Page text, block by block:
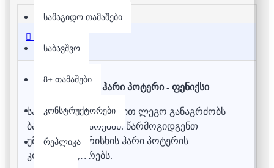
სამაგიდო თამაშები
საბავშვო
8+ თამაშები
კონსტრუქტორები
რეპლიკა
აღწერა
ლეგო - ჰარი პოტერი - ფენიქსი
საუკუნოვანი ისტორიით ლეგო განაგრძობს
ბავშვების გახარებას. წარმოგიდგენთ
უმაღლესი ხარისხის ჰარი პოტერის
კონსტრუქტორებს.